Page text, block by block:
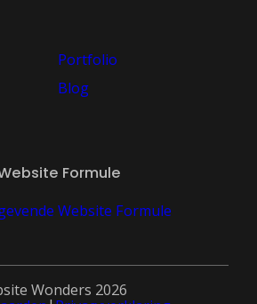
Portfolio
Blog
Formule
Website Formule
Wonders 2026